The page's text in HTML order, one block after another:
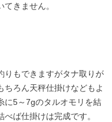
きません。
りもできますがタナ取りが
ろん天秤仕掛けなどもよ
に5～7gのタルオモリを結
ば仕掛けは完成です。